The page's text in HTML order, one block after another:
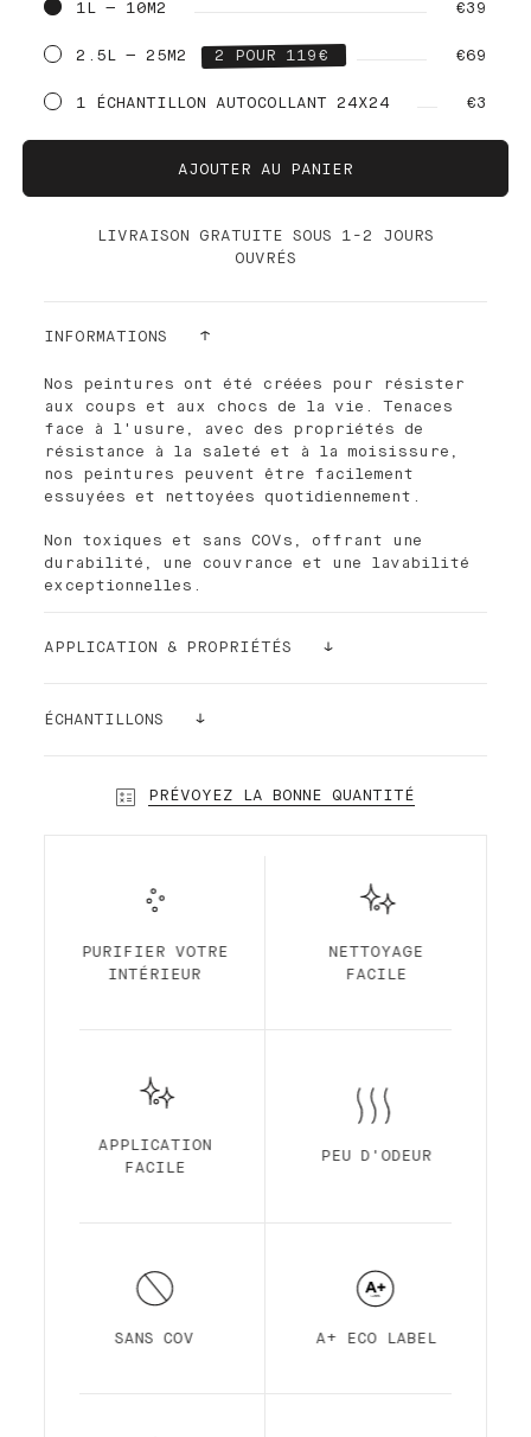
1L — 10M2 €39
2.5L — 25M2 2 POUR 119€ €69
1 ÉCHANTILLON AUTOCOLLANT 24X24 €3
AJOUTER AU PANIER
LIVRAISON GRATUITE SOUS 1-2 JOURS
OUVRÉS
INFORMATIONS
Nos peintures ont été créées pour résister
aux coups et aux chocs de la vie. Tenaces
face à l'usure, avec des propriétés de
résistance à la saleté et à la moisissure,
nos peintures peuvent être facilement
essuyées et nettoyées quotidiennement.
Non toxiques et sans COVs, offrant une
durabilité, une couvrance et une lavabilité
exceptionnelles.
APPLICATION & PROPRIÉTÉS
La densité de ses pigments la rend ultra
d'utiliser notre rouleau de peinture Palette
à poils courts. Dans la plupart des cas et
Notre peinture d'intérieur et de qualité
supérieure à base d'eau et avec une finition
durable et peu lustrée. La finition standard
pigmentation élevée, un temps de séchage
rapide et une couvrance premium.
ÉCHANTILLONS
PRÉVOYEZ LA BONNE QUANTITÉ
PURIFIER VOTRE
INTÉRIEUR
NETTOYAGE
FACILE
APPLICATION
FACILE
PEU D'ODEUR
SANS COV A+ ECO LABEL